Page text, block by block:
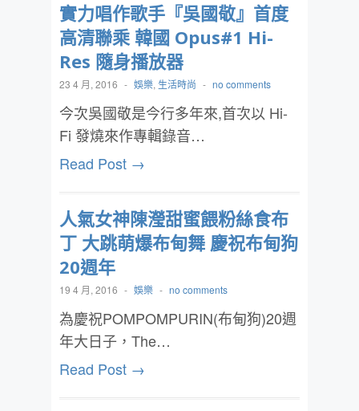
實力唱作歌手『吳國敬』首度
高清聯乘 韓國 Opus#1 Hi-
Res 隨身播放器
23 4 月, 2016 - 娛樂, 生活時尚 - no comments
今次吳國敬是今行多年來,首次以 Hi-
Fi 發燒來作專輯錄音…
Read Post →
人氣女神陳瀅甜蜜餵粉絲食布
丁 大跳萌爆布甸舞 慶祝布甸狗
20週年
19 4 月, 2016 - 娛樂 - no comments
為慶祝POMPOMPURIN(布甸狗)20週
年大日子，The…
Read Post →